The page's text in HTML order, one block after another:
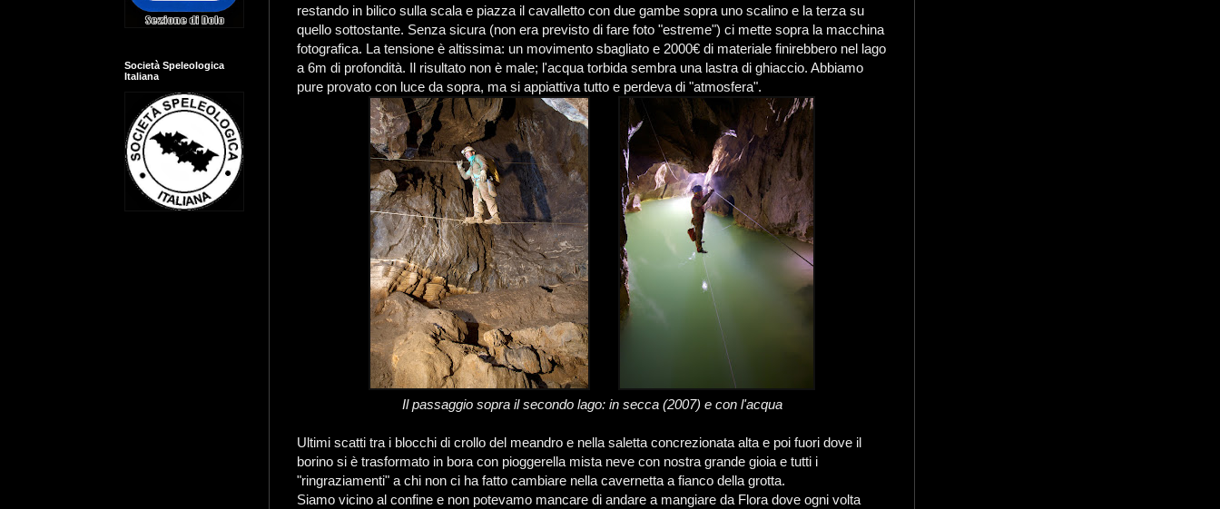
restando in bilico sulla scala e piazza il cavalletto con due gambe sopra uno scalino e la terza su
quello sottostante. Senza sicura (non era previsto di fare foto "estreme") ci mette sopra la macchina
fotografica. La tensione è altissima: un movimento sbagliato e 2000€ di materiale finirebbero nel lago
a 6m di profondità. Il risultato non è male; l'acqua torbida sembra una lastra di ghiaccio. Abbiamo
pure provato con luce da sopra, ma si appiattiva tutto e perdeva di "atmosfera".
Il passaggio sopra il secondo lago: in secca (2007) e con l'acqua
Ultimi scatti tra i blocchi di crollo del meandro e nella saletta concrezionata alta e poi fuori dove il
borino si è trasformato in bora con pioggerella mista neve con nostra grande gioia e tutti i
"ringraziamenti" a chi non ci ha fatto cambiare nella cavernetta a fianco della grotta.
Siamo vicino al confine e non potevamo mancare di andare a mangiare da Flora dove ogni volta
Società Speleologica
Italiana